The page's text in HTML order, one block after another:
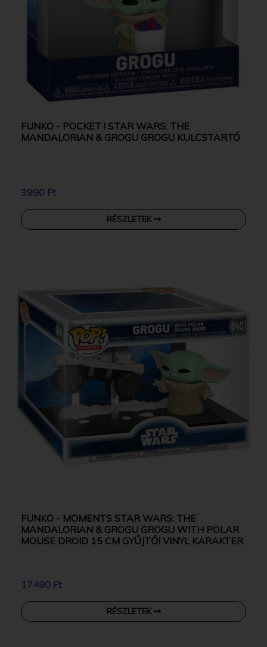
FUNKO - POCKET ! STAR WARS: THE
MANDALORIAN & GROGU GROGU KULCSTARTÓ
3990 Ft
RÉSZLETEK
FUNKO - MOMENTS STAR WARS: THE
MANDALORIAN & GROGU GROGU WITH POLAR
MOUSE DROID 15 CM GYŰJTŐI VINYL KARAKTER
17490 Ft
RÉSZLETEK